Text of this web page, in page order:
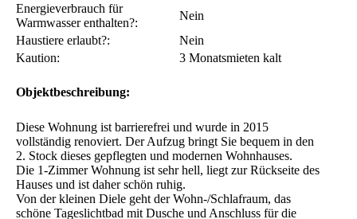
Letzte Modernisierung/
Sanierung:
2016
Art der Heizung:
Zentralheizung
Energiekennwert Wärme:
57,00 kWh/(m²*a)
Energieeffizienzklasse:
Energieverbrauch für
Warmwasser enthalten?:
Nein
Haustiere erlaubt?:
Nein
Kaution:
3 Monatsmieten kalt
Objektbeschreibung: